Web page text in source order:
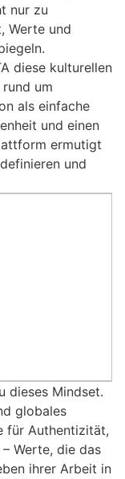
nur zu
Werte und
diese kulturellen
um
als einfache
und einen
ermutigt
und
dieses Mindset.
globales
für Authentizität,
Werte, die das
ihrer Arbeit in